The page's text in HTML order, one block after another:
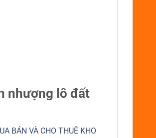
nhượng lô đất
BÁN VÀ CHO THUÊ KHO